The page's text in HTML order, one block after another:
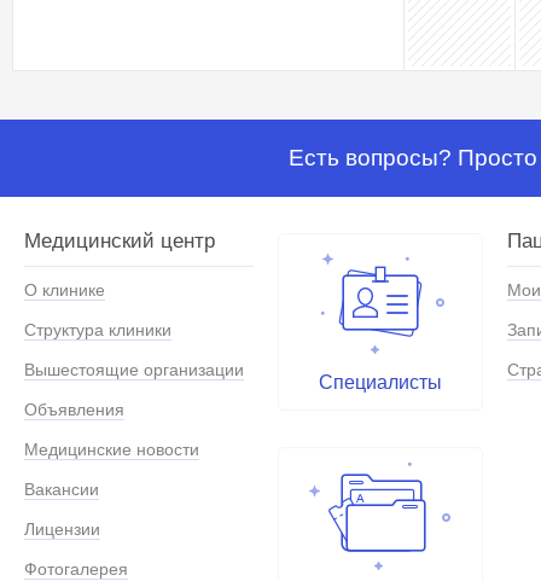
Есть вопросы?
Медицинский центр
О клинике
Структура клиники
Вышестоящие организации
Объявления
Медицинские новости
Вакансии
Лицензии
Фотогалерея
Специалисты